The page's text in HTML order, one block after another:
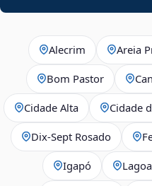
Alecrim Areia
Bom Pastor
Cidade Alta Cidade
Dix‑Sept Rosado
Igapó